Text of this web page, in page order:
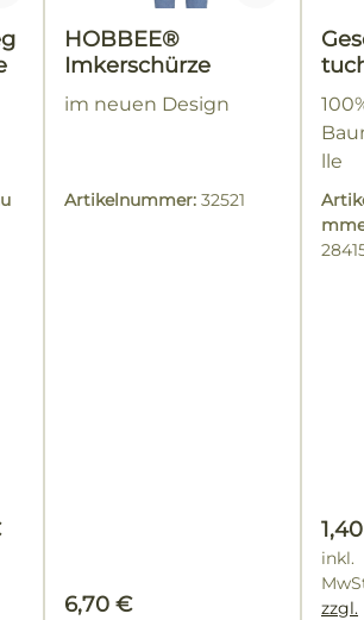
Preis:
HOBBEE®
Imkerschürze
im neuen Design
Artikelnummer:32521
Regulärer Preis:
6,70 €
lle
h
inkl.
zzgl.